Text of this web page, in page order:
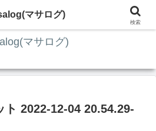
ット4割・その他2割 の趣味ブログ
マサログ)
ト 2022-12-04 20.54.29-
マサログ)
検索